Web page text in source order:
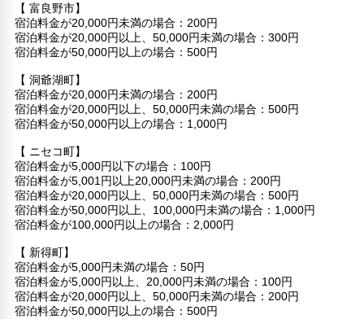
【 富良野市】
宿泊料金が20,000円未満の場合：200円
宿泊料金が20,000円以上、50,000円未満の場合：300円
宿泊料金が50,000円以上の場合：500円
【 洞爺湖町】
宿泊料金が20,000円未満の場合：200円
宿泊料金が20,000円以上、50,000円未満の場合：500円
宿泊料金が50,000円以上の場合：1,000円
【 ニセコ町】
宿泊料金が5,000円以下の場合：100円
宿泊料金が5,001円以上20,000円未満の場合：200円
宿泊料金が20,000円以上、50,000円未満の場合：500円
宿泊料金が50,000円以上、100,000円未満の場合：1,000円
宿泊料金が100,000円以上の場合：2,000円
【 新得町】
宿泊料金が5,000円未満の場合：50円
宿泊料金が5,000円以上、20,000円未満の場合：100円
宿泊料金が20,000円以上、50,000円未満の場合：200円
宿泊料金が50,000円以上の場合：500円